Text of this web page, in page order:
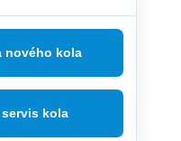
nového kola
kola